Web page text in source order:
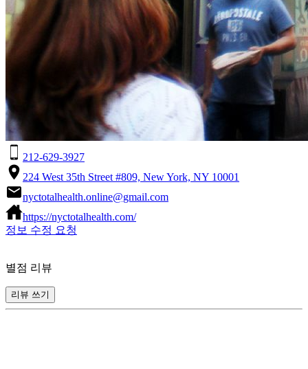
212-629-3927
224 West 35th Street #809, New York, NY 10001
nyctotalhealth.online@gmail.com
https://nyctotalhealth.com/
정보 수정 요청
별점 리뷰
리뷰 쓰기